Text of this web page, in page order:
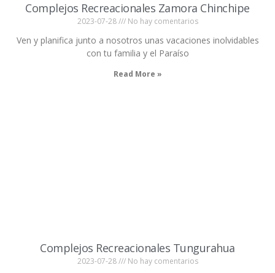
Complejos Recreacionales Zamora Chinchipe
2023-07-28 No hay comentarios
Ven y planifica junto a nosotros unas vacaciones inolvidables
con tu familia y el Paraíso
Read More »
Complejos Recreacionales Tungurahua
2023-07-28 No hay comentarios